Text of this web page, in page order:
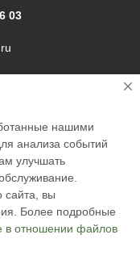
03
для рыбалки по
нашими
анализа событий
улучшать
сайта, вы
Более подробные
в отношении файлов